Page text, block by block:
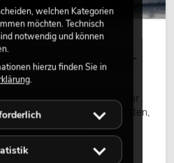
Wetterfeste Moving-
bewegliche Scheinwerfer für
bei Festivals, Stadtfesten,
und
eingesetzt.
welchen Kategorien
möchten. Technisch
notwendig und können
hierzu finden Sie in
.